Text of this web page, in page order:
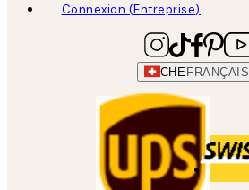
Connexion (Entreprise)
CHE FRANÇAIS